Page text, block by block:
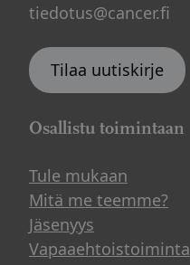
tiedotus@cancer.fi
Tilaa uutiskirje
Osallistu toimintaan
Tule mukaan
Mitä me teemme?
Jäsenyys
Vapaaehtoistoiminta